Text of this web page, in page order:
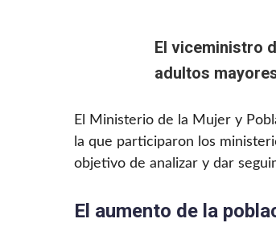
El viceministro
adultos
El Ministerio de la Mujer y
la que participaron los
objetivo de analizar y dar
El aumento de la